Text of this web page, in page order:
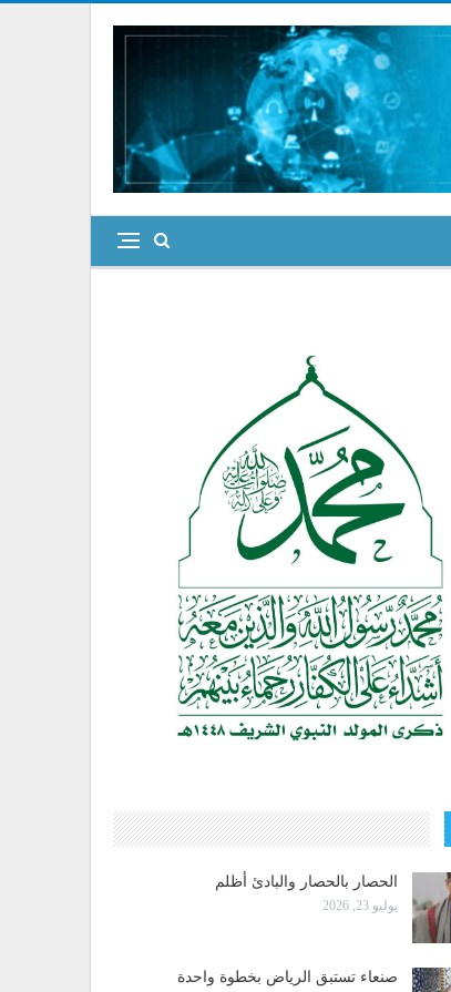
الحصار بالحصار والبادئ أظلم
يوليو 23, 2026
صنعاء تستبق الرياض بخطوة واحدة